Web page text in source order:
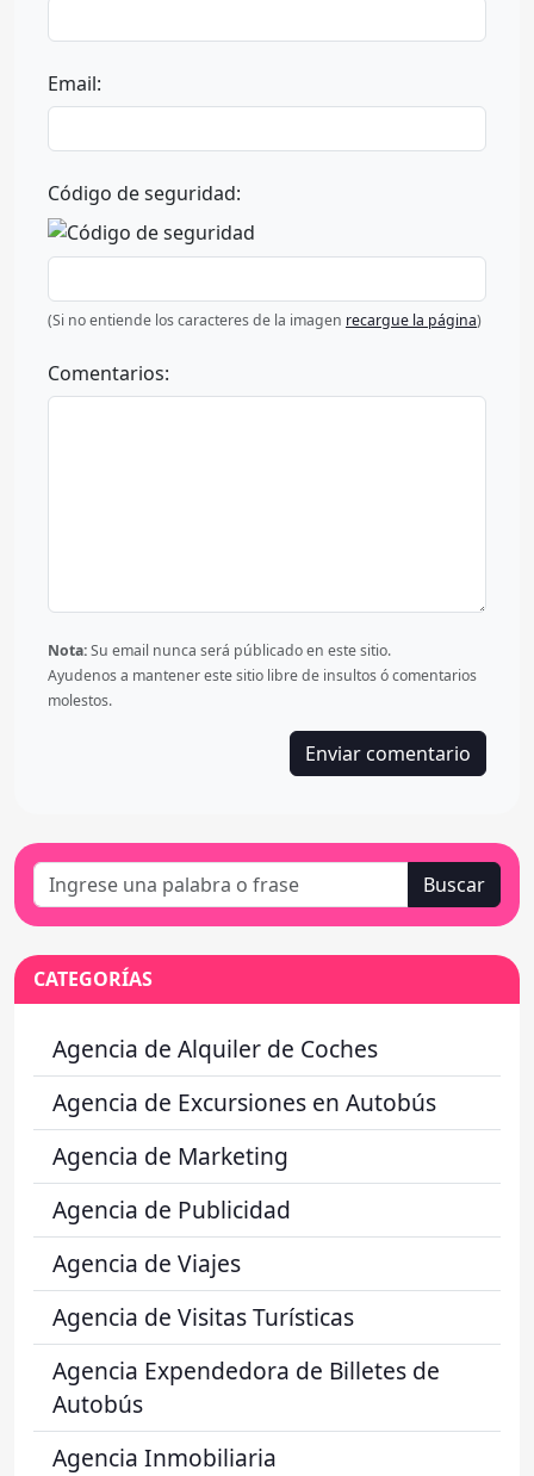
Email:
Código de seguridad:
(Si no entiende los caracteres de la imagen recargue la página)
Comentarios:
Nota:Su email nunca será públicado en este sitio.
Ayudenos a mantener este sitio libre de insultos ó comentarios
molestos.
Buscar
CATEGORÍAS
Agencia de Alquiler de Coches
Agencia de Excursiones en Autobús
Agencia de Marketing
Agencia de Publicidad
Agencia de Viajes
Agencia de Visitas Turísticas
Agencia Expendedora de Billetes de
Autobús
Agencia Inmobiliaria